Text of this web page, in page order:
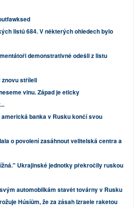
listů 684. V některých ohledech bylo
demonstrativně odešli z listu
znovu stříleli
vinu. Západ je eticky
banka v Rusku končí svou
o povolení zasáhnout velitelská centra a
Ukrajinské jednotky překročily ruskou
automobilkám stavět továrny v Rusku
Húsíům, že za zásah Izraele raketou